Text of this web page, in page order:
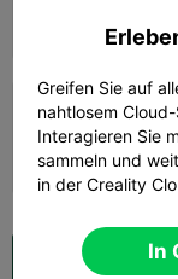
In
Greifen Sie auf
nahtlosem
Interagieren Sie
sammeln und
in der Creality
In